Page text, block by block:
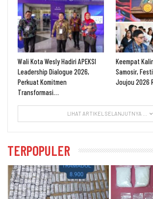
Wali Kota Wesly Hadiri APEKSI
Leadership Dialogue 2026,
Perkuat Komitmen
Transformasi…
Keempat
Samosir,
Joujou 2026
LIHAT ARTIKEL SELANJUTNYA ...
TERPOPULER